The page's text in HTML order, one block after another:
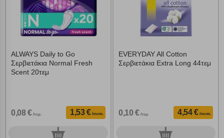
ALWAYS Daily to Go
Σερβιετάκια Normal Fresh
Scent 20τεμ
0,08 € /τεμ. 1,53 € /συσκ.
0 συσκ.
EVERYDAY All Cotton
Σερβιετάκια Extra Long 44τεμ
0,10 € /τεμ. 4,54 € /συσκ.
0 συσκ.